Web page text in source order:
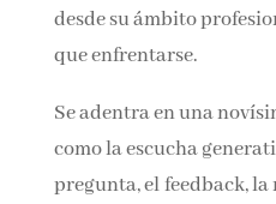
presente social, al que
desde su ámbito
Se adentra en una
como la escucha